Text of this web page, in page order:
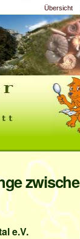
Übersicht
e.V.